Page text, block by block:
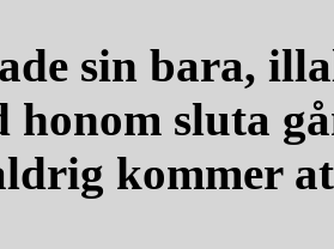
sin bara,
sluta
kommer